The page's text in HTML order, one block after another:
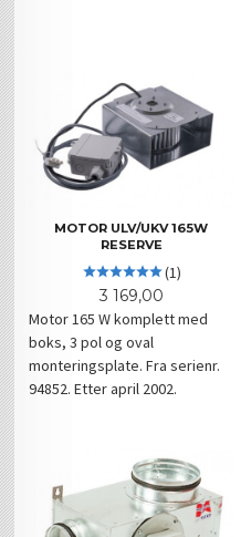
MOTOR ULV/UKV 165W
RESERVE
(1)
Pris
3 169,00
Motor 165 W komplett med
boks, 3 pol og oval
monteringsplate. Fra serienr.
94852. Etter april 2002.